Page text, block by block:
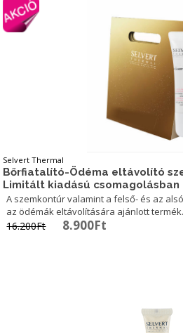
Selvert Thermal
Bőrfiatalító-Ödéma eltávolító
Limitált kiadású csomagolásban
A szemkontúr valamint a felső- és az
az ödémák eltávolítására ajánlott termék.
16.200Ft Original
8.900Ft